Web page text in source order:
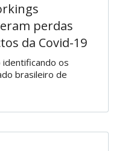
perdas
da Covid-19
os
brasileiro de